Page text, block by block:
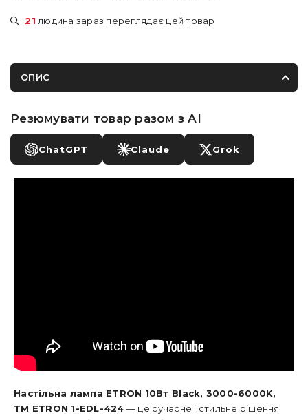
21 людина зараз переглядає цей товар
ОПИС
Резюмувати товар разом з AI
ChatGPT Claude Grok
Настільна лампа ETRON 10Вт Black, 3000-6000K,
TM ETRON 1-EDL-424 — це сучасне і стильне рішення